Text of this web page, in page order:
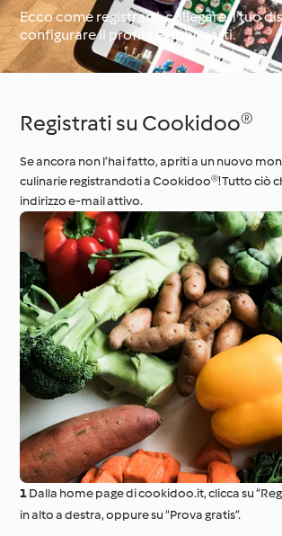
Il giro del mondo con
Cookidoo®
Impara con
Cookidoo®
Ecco come registrarti, collegare il tuo
configurare il profilo e abbonarti.
Registrati su Cookidoo®
Se ancora non l’hai fatto, apriti a un nuovo
culinarie registrandoti a Cookidoo®! Tutto ciò
indirizzo e-mail attivo.
Dalla home page di cookidoo.it, clicca su
in alto a destra, oppure su “Prova gratis”.